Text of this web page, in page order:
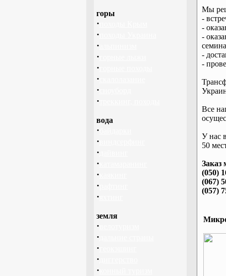
горы
·
·
·
·
·
·
·
·
вода
·
·
·
·
·
·
·
земля
·
·
·
·
·
Мы
-
-
-
-
-
Все
У нас
50
Заказ
(050)
(067)
(057)